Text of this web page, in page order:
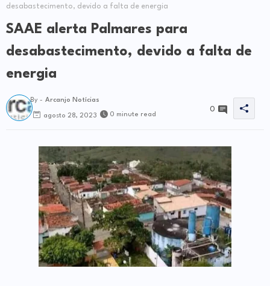
desabastecimento, devido a falta de energia
SAAE alerta Palmares para
desabastecimento, devido a falta de
energia
By - Arcanjo Notícias
agosto 28, 2023 0 minute read
0